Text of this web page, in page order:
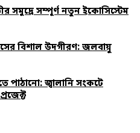
সমুদ্রে সম্পূর্ণ নতুন ইকোসিস্টেম
বিশাল উদগীরণ: জলবায়ু
পাঠানো: জ্বালানি সংকটে